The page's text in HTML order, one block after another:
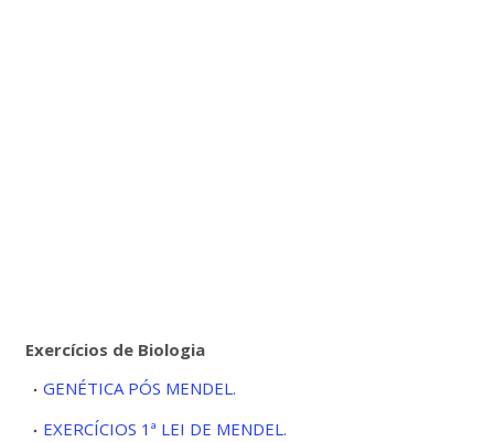
Exercícios de Biologia
GENÉTICA PÓS MENDEL.
EXERCÍCIOS 1ª LEI DE MENDEL.